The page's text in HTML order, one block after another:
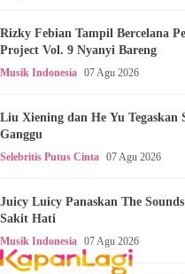
Rizky Febian Tampil Bercelana
Project Vol. 9 Nyanyi Bareng
Musik Indonesia 07 Agu 2026
Liu Xiening dan He Yu Tegaskan
Ganggu
Selebritis Putus Cinta 07 Agu 2026
Juicy Luicy Panaskan The
Sakit Hati
Musik Indonesia 07 Agu 2026